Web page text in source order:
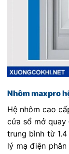
Nhôm maxpro
Hệ nhôm cao
cửa sổ mở
trung bình từ
lý mạ điện